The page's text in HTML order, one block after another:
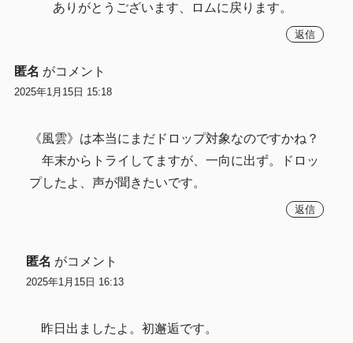
ありがとうございます、ロムに戻ります。
返信
匿名 がコメント
2025年1月15日 15:18
《風雲》は本当にまだドロップ対象なのですかね？
年末からトライしてますが、一向に出ず。ドロッ
プしたよ、声が聞きたいです。
返信
匿名 がコメント
2025年1月15日 16:13
昨日出ましたよ。初邂逅です。